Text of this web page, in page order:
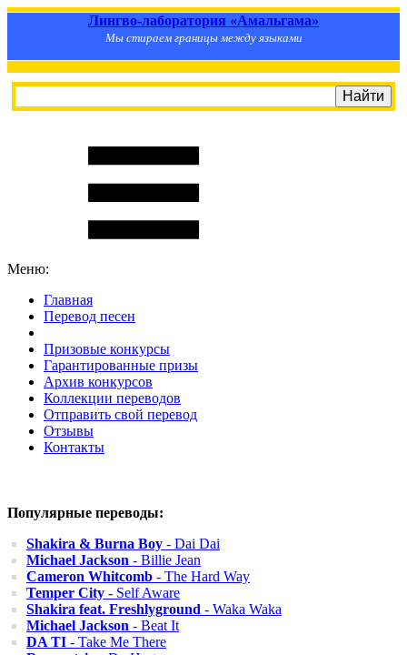
Лингво-лаборатория «Амальгама»
Мы стираем границы между языками
Меню:
Главная
Перевод песен
Призовые конкурсы
Гарантированные призы
Архив конкурсов
Коллекции переводов
Отправить свой перевод
Отзывы
Контакты
Популярные переводы:
Shakira & Burna Boy - Dai Dai
Michael Jackson - Billie Jean
Cameron Whitcomb - The Hard Way
Temper City - Self Aware
Shakira feat. Freshlyground - Waka Waka
Michael Jackson - Beat It
DA TI - Take Me There